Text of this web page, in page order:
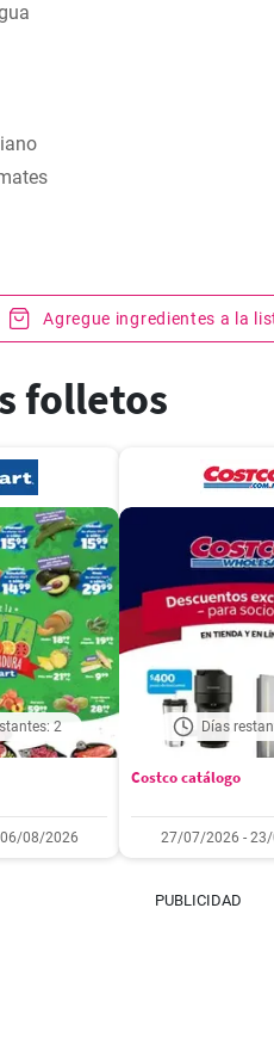
Agregue ingredientes a la
folletos
2
08/2026
Días
Costco catálogo
27/07/2026 -
PUBLICIDAD